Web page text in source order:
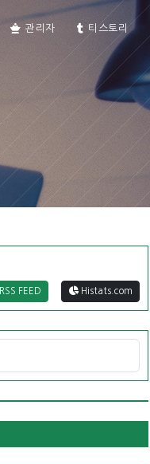
관리자 티스토리
RSS FEED Histats.com
티스토리툴바